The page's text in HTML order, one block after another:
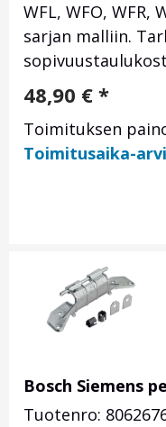
WFL, WFO, WFR,
sarjan malliin.
48,90 € *
Toimituksen
Toimitusaika-
Bosch Siemens
Tuotenro: